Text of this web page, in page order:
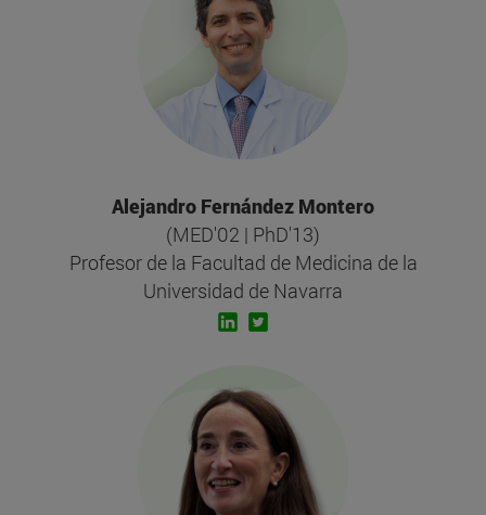
Alejandro Fernández Montero
(MED'02 | PhD'13)
Profesor de la Facultad de Medicina de la
Universidad de Navarra